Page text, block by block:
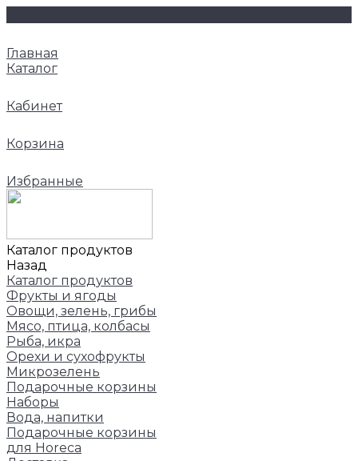
Главная
Каталог
Кабинет
Корзина
Избранные
Каталог продуктов
Назад
Каталог продуктов
Фрукты и ягоды
Овощи, зелень, грибы
Мясо, птица, колбасы
Рыба, икра
Орехи и сухофрукты
Микрозелень
Подарочные корзины
Наборы
Вода, напитки
Подарочные корзины
для Horeca